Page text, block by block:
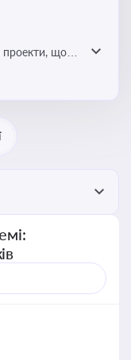
проекти, що
власників